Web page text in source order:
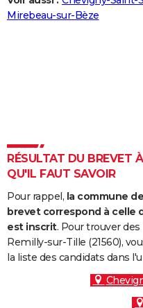
Destinations
City break
Voyage nature
Voyage de noces
Forum
Climat
+
PHOTO
Dictionnaire
Biographies
Citations
Expressions
Proverbes
PROGRAMME TV
S'inscrire
Se connecter
Lycées
Collèges
Primaires
Universités
Entreprises
Service militaire
Avis de recherche
AVIS DE DÉCÈS
FORUM
Mirebeau-sur-Bèze
RÉSULTAT DU BREVET
QU'IL FAUT SAVOIR
Pour rappel, la commune
brevet correspond à celle
est inscrit. Pour trouver
Remilly-sur-Tille (21560),
la liste des candidats dans